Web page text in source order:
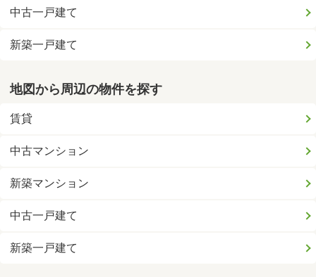
中古一戸建て
新築一戸建て
地図から周辺の物件を探す
賃貸
中古マンション
新築マンション
中古一戸建て
新築一戸建て